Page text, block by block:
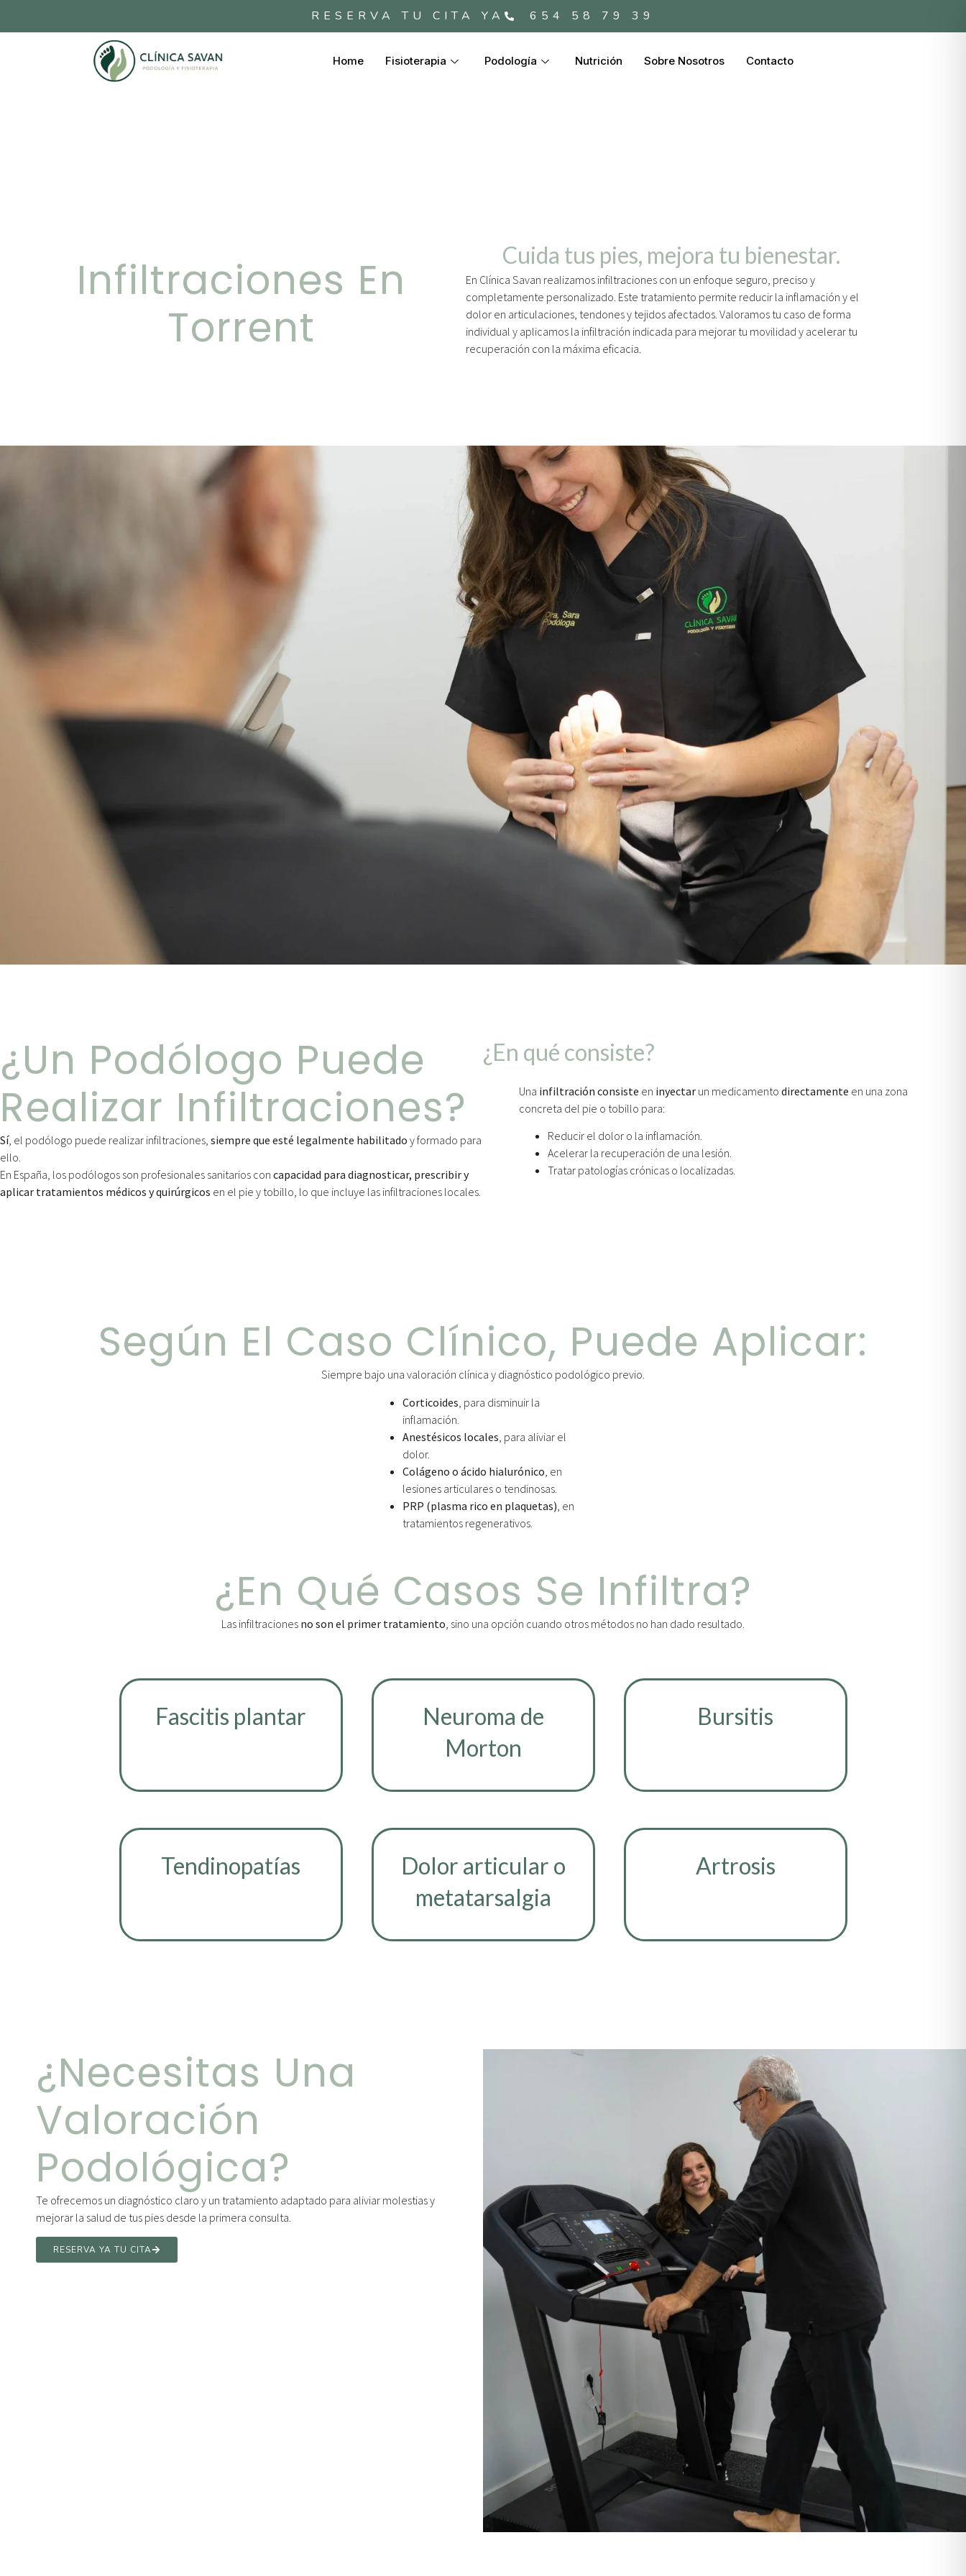
RESERVA TU CITA YA 654 58 79 39
Home Fisioterapia Podología Nutrición Sobre Nosotros Contacto
Infiltraciones En
Torrent
Cuida tus pies, mejora tu bienestar.
En Clínica Savan realizamos infiltraciones con un enfoque seguro, preciso y
completamente personalizado. Este tratamiento permite reducir la inflamación y el
dolor en articulaciones, tendones y tejidos afectados. Valoramos tu caso de forma
individual y aplicamos la infiltración indicada para mejorar tu movilidad y acelerar tu
recuperación con la máxima eficacia.
¿Un Podólogo Puede
Realizar Infiltraciones?
Sí, el podólogo puede realizar infiltraciones, siempre que esté legalmente habilitado y formado para
ello.
En España, los podólogos son profesionales sanitarios con capacidad para diagnosticar, prescribir y
aplicar tratamientos médicos y quirúrgicos en el pie y tobillo, lo que incluye las infiltraciones locales.
¿En qué consiste?
Una infiltración consiste en inyectar un medicamento directamente en una zona
concreta del pie o tobillo para:
Reducir el dolor o la inflamación.
Acelerar la recuperación de una lesión.
Tratar patologías crónicas o localizadas.
Según El Caso Clínico, Puede Aplicar:
Siempre bajo una valoración clínica y diagnóstico podológico previo.
Corticoides , para disminuir la
inflamación.
Anestésicos locales , para aliviar el
dolor.
Colágeno o ácido hialurónico , en
lesiones articulares o tendinosas.
PRP (plasma rico en plaquetas) , en
tratamientos regenerativos.
¿En Qué Casos Se Infiltra?
Las infiltraciones no son el primer tratamiento , sino una opción cuando otros métodos no han dado resultado.
Fascitis plantar
Neuroma de
Morton
Bursitis
Tendinopatías
Dolor articular o
metatarsalgia
Artrosis
¿Necesitas Una
Valoración
Podológica?
Te ofrecemos un diagnóstico claro y un tratamiento adaptado para aliviar molestias y
mejorar la salud de tus pies desde la primera consulta.
RESERVA YA TU CITA